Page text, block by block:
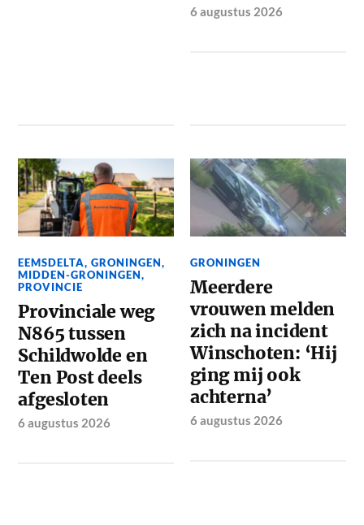
6 augustus 2026
EEMSDELTA,GRONINGEN,
MIDDEN-GRONINGEN,
PROVINCIE
Provinciale weg
N865 tussen
Schildwolde en
Ten Post deels
afgesloten
6 augustus 2026
GRONINGEN
Meerdere
vrouwen melden
zich na incident
Winschoten: ‘Hij
ging mij ook
achterna’
6 augustus 2026